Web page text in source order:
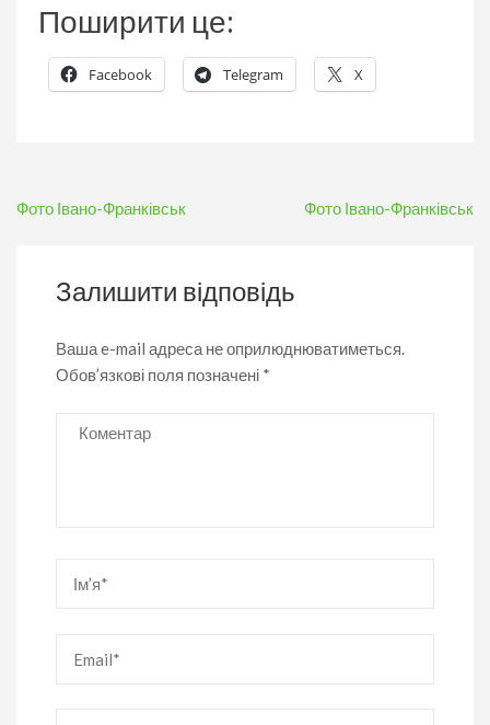
Поширити це:
Facebook Telegram X
Навігація
Фото Івано-Франківськ Фото Івано-Франківськ
Залишити відповідь
Ваша e-mail адреса не оприлюднюватиметься.
Обов’язкові поля позначені *
Коментар